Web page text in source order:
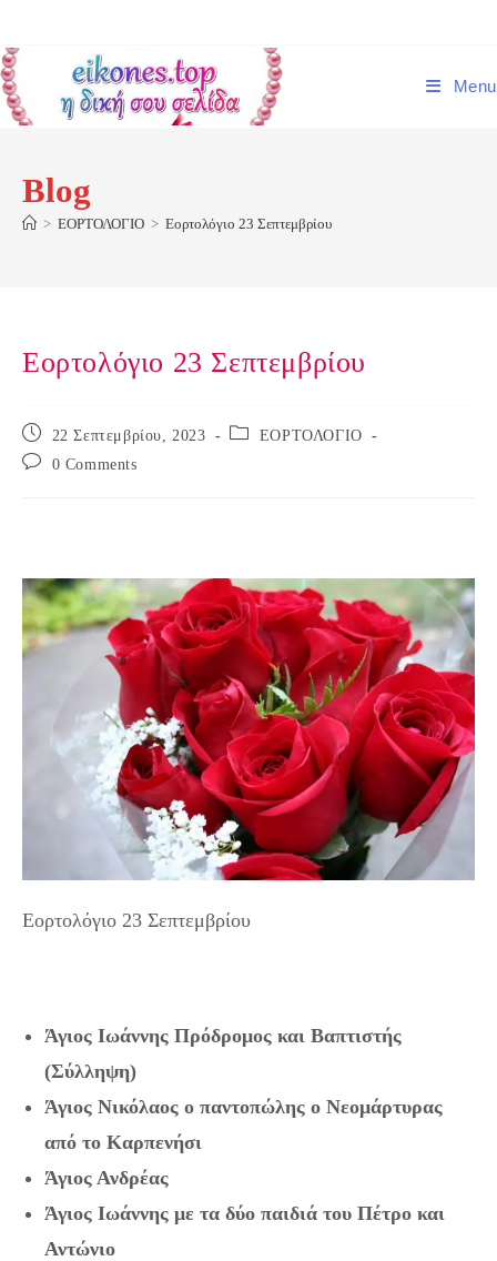
content
Menu
Blog
> ΕΟΡΤΟΛΟΓΙΟ > Εορτολόγιο 23 Σεπτεμβρίου
Εορτολόγιο 23 Σεπτεμβρίου
Post
published:
22 Σεπτεμβρίου, 2023
Post ΕΟΡΤΟΛΟΓΙΟ
Post
0 Comments
Εορτολόγιο 23 Σεπτεμβρίου
Άγιος Ιωάννης Πρόδρομος και Βαπτιστής
(Σύλληψη)
Άγιος Νικόλαος ο παντοπώλης ο Νεομάρτυρας
από το Καρπενήσι
Άγιος Ανδρέας
Άγιος Ιωάννης με τα δύο παιδιά του Πέτρο και
Αντώνιο